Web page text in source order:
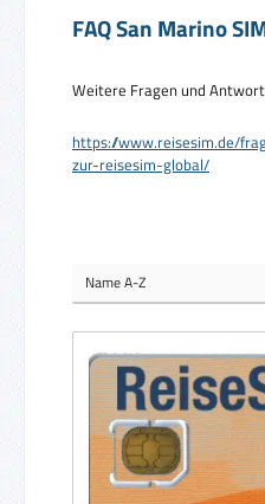
FAQ San Marino
Weitere Fragen und
https://www.reisesim.de/
zur-reisesim-global/